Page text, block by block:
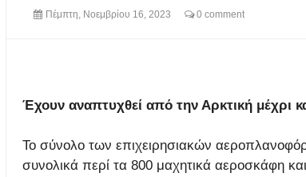
Πέμπτη, Νοεμβρίου 16, 2023 0 comment
Έχουν αναπτυχθεί από την Αρκτική μέχρι
Το σύνολο των επιχειρησιακών
συνολικά περί τα 800 μαχητικά αεροσκάφη